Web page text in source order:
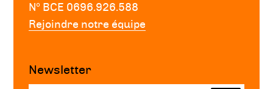
Nº BCE 0696.926.588
Rejoindre notre équipe
Newsletter